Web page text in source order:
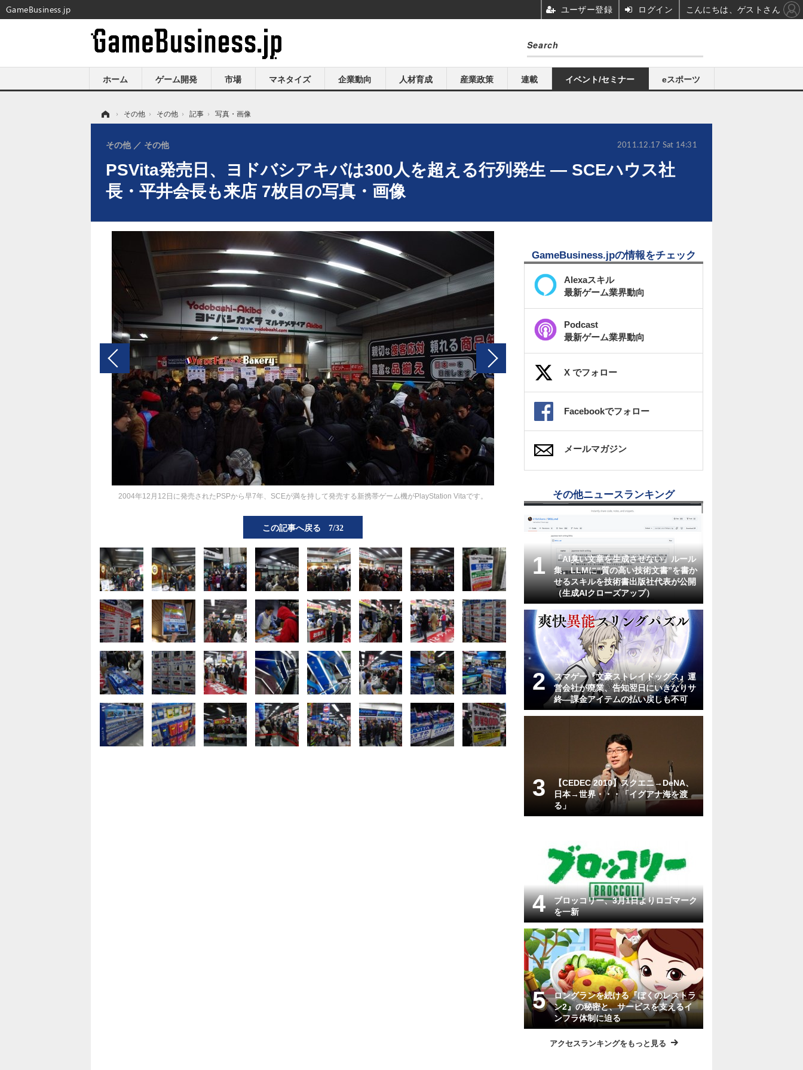
ホーム ゲーム開発 市場 マネタイズ 企業動向 人材育成 産業政策 連載 イベント/セミナー eスポーツ
› その他 › その他 › 記事 › 写真・画像
PSVita発売日、ヨドバシアキバは300人を超える行列発生 ― SCEハウス社
長・平井会長も来店 7枚目の写真・画像
その他 その他 2011.12.17 Sat 14:31
2004年12月12日に発売されたPSPから早7年、SCEが満を持して発売する新携帯ゲーム機がPlayStation Vitaです。
この記事へ戻る 7/32
GameBusiness.jpの情報をチェック
Alexaスキル
最新ゲーム業界動向
Podcast
最新ゲーム業界動向
X でフォロー
Facebookでフォロー
メールマガジン
その他ニュースランキング
「AI臭い文章を生成させない」ルール
集。LLMに“質の高い技術文書”を書か
せるスキルを技術書出版社代表が公開
（生成AIクローズアップ）
スマゲー『文豪ストレイドッグス』運
営会社が廃業、告知翌日にいきなりサ
終―課金アイテムの払い戻しも不可
【CEDEC 2010】スクエニ→DeNA、
日本→世界・・・「イグアナ海を渡
る」
ブロッコリー、3月1日よりロゴマーク
を一新
ロングランを続ける『ぼくのレストラ
ン2』の秘密と、サービスを支えるイ
ンフラ体制に迫る
アクセスランキングをもっと見る
GameBusiness.jp ユーザー登録 ログイン こんにちは、ゲストさん